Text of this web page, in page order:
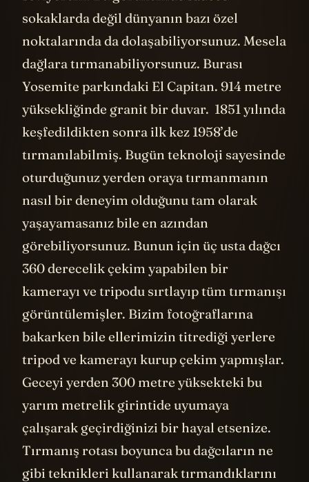
sokaklarda değil dünyanın bazı özel
noktalarında da dolaşabiliyorsunuz. Mesela
dağlara tırmanabiliyorsunuz. Burası
Yosemite parkındaki El Capitan. 914 metre
yüksekliğinde granit bir duvar. 1851 yılında
keşfedildikten sonra ilk kez 1958’de
tırmanılabilmiş. Bugün teknoloji sayesinde
oturduğunuz yerden oraya tırmanmanın
nasıl bir deneyim olduğunu tam olarak
yaşayamasanız bile en azından
görebiliyorsunuz. Bunun için üç usta dağcı
360 derecelik çekim yapabilen bir
kamerayı ve tripodu sırtlayıp tüm tırmanışı
görüntülemişler. Bizim fotoğraflarına
bakarken bile ellerimizin titrediği yerlere
tripod ve kamerayı kurup çekim yapmışlar.
Geceyi yerden 300 metre yüksekteki bu
yarım metrelik girintide uyumaya
çalışarak geçirdiğinizi bir hayal etsenize.
Tırmanış rotası boyunca bu dağcıların ne
gibi teknikleri kullanarak tırmandıklarını